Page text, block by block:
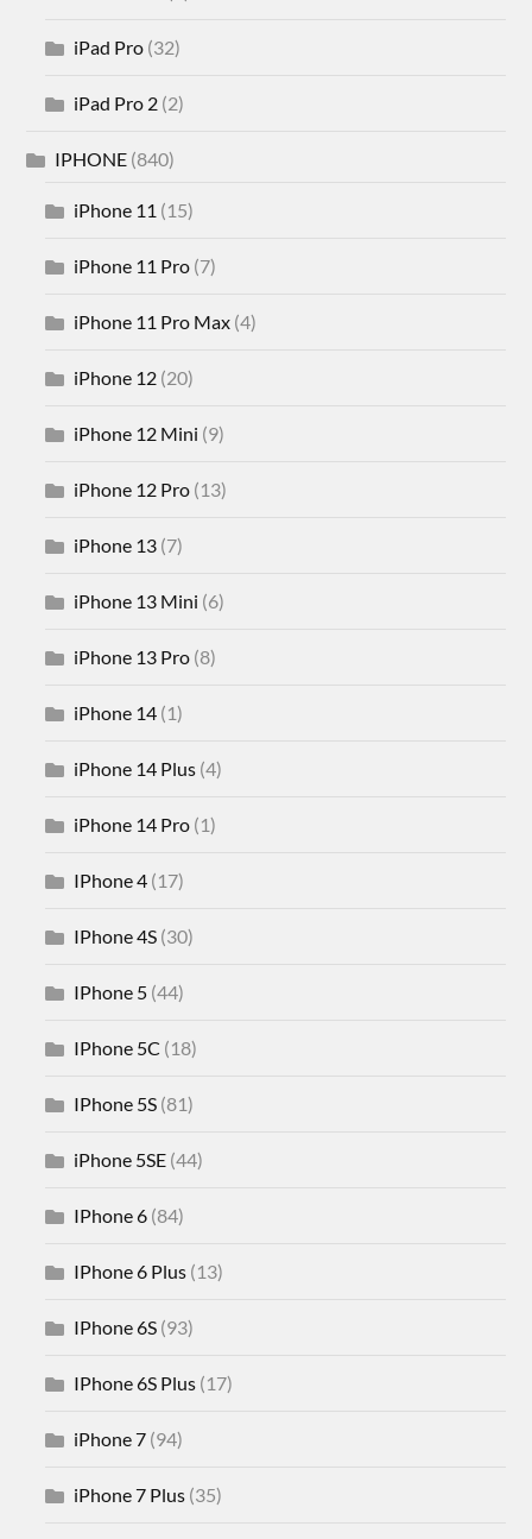
iPad Pro (32)
iPad Pro 2 (2)
IPHONE (840)
iPhone 11 (15)
iPhone 11 Pro (7)
iPhone 11 Pro Max (4)
iPhone 12 (20)
iPhone 12 Mini (9)
iPhone 12 Pro (13)
iPhone 13 (7)
iPhone 13 Mini (6)
iPhone 13 Pro (8)
iPhone 14 (1)
iPhone 14 Plus (4)
iPhone 14 Pro (1)
IPhone 4 (17)
IPhone 4S (30)
IPhone 5 (44)
IPhone 5C (18)
IPhone 5S (81)
iPhone 5SE (44)
IPhone 6 (84)
IPhone 6 Plus (13)
IPhone 6S (93)
IPhone 6S Plus (17)
iPhone 7 (94)
iPhone 7 Plus (35)